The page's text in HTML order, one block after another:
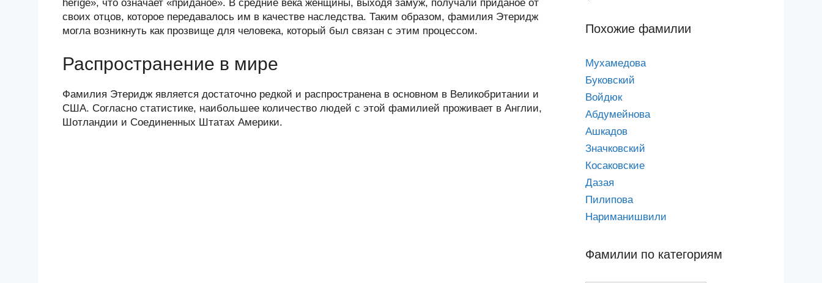
ni
ki
k
al
herige», что означает «приданое». В средние века женщины, выходя замуж, получали приданое от
своих отцов, которое передавалось им в качестве наследства. Таким образом, фамилия Этеридж
могла возникнуть как прозвище для человека, который был связан с этим процессом.
Распространение в мире
Фамилия Этеридж является достаточно редкой и распространена в основном в Великобритании и
США. Согласно статистике, наибольшее количество людей с этой фамилией проживает в Англии,
Шотландии и Соединенных Штатах Америки.
Похожие фамилии
Мухамедова
Буковский
Войдюк
Абдумейнова
Ашкадов
Значковский
Косаковские
Дазая
Пилипова
Нариманишвили
Фамилии по категориям